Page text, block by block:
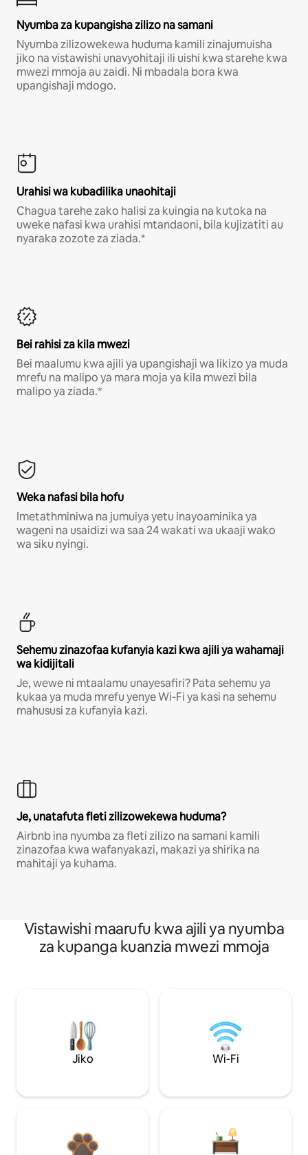
Nyumba za kupangisha zilizo na samani
Nyumba zilizowekewa huduma kamili zinajumuisha
jiko na vistawishi unavyohitaji ili uishi kwa starehe kwa
mwezi mmoja au zaidi. Ni mbadala bora kwa
upangishaji mdogo.
Urahisi wa kubadilika unaohitaji
Chagua tarehe zako halisi za kuingia na kutoka na
uweke nafasi kwa urahisi mtandaoni, bila kujizatiti au
nyaraka zozote za ziada.*
Bei rahisi za kila mwezi
Bei maalumu kwa ajili ya upangishaji wa likizo ya muda
mrefu na malipo ya mara moja ya kila mwezi bila
malipo ya ziada.*
Weka nafasi bila hofu
Imetathminiwa na jumuiya yetu inayoaminika ya
wageni na usaidizi wa saa 24 wakati wa ukaaji wako
wa siku nyingi.
Sehemu zinazofaa kufanyia kazi kwa ajili ya wahamaji
wa kidijitali
Je, wewe ni mtaalamu unayesafiri? Pata sehemu ya
kukaa ya muda mrefu yenye Wi-Fi ya kasi na sehemu
mahususi za kufanyia kazi.
Je, unatafuta fleti zilizowekewa huduma?
Airbnb ina nyumba za fleti zilizo na samani kamili
zinazofaa kwa wafanyakazi, makazi ya shirika na
mahitaji ya kuhama.
Vistawishi maarufu kwa ajili ya nyumba
za kupanga kuanzia mwezi mmoja
Jiko Wi-Fi